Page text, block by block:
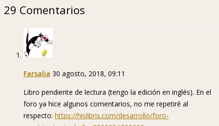
29 Comentarios
Farsalia 30 agosto, 2018, 09:11
Libro pendiente de lectura (tengo la edición en inglés). En el
foro ya hice algunos comentarios, no me repetiré al
respecto: https://hislibris.com/desarrollo/foro-